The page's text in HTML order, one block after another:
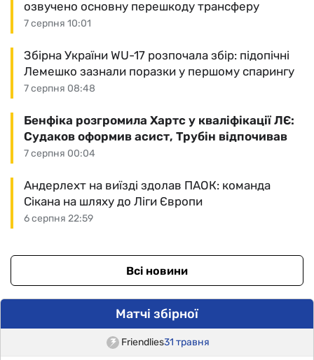
7 серпня 10:01
озвучено основну перешкоду трансферу
7 серпня 08:48
Збірна України WU-17 розпочала збір: підопічні
Лемешко зазнали поразки у першому спарингу
7 серпня 00:04
Бенфіка розгромила Хартс у кваліфікації ЛЄ:
Судаков оформив асист, Трубін відпочивав
6 серпня 22:59
Андерлехт на виїзді здолав ПАОК: команда
Сікана на шляху до Ліги Європи
Всі новини
Матчі збірної
Friendlies31 травня